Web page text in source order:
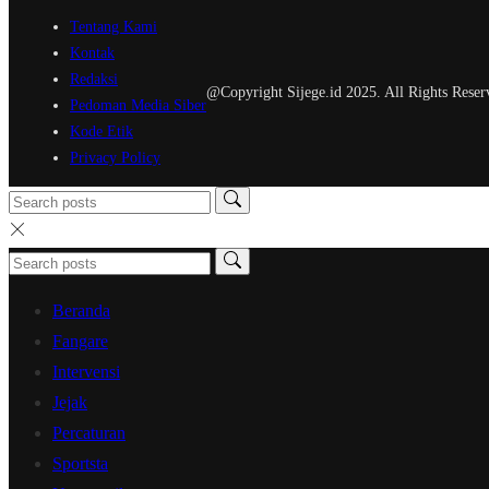
Tentang Kami
Kontak
Redaksi
Pedoman Media Siber
Kode Etik
Privacy Policy
@Copyright Sijege.id 2025. All Rights
Beranda
Fangare
Intervensi
Jejak
Percaturan
Sportsta